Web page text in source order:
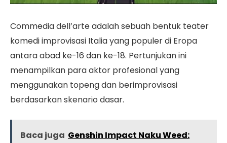
Commedia dell’arte adalah sebuah bentuk teater
komedi improvisasi Italia yang populer di Eropa
antara abad ke-16 dan ke-18. Pertunjukan ini
menampilkan para aktor profesional yang
menggunakan topeng dan berimprovisasi
berdasarkan skenario dasar.
Baca juga Genshin Impact Naku Weed: